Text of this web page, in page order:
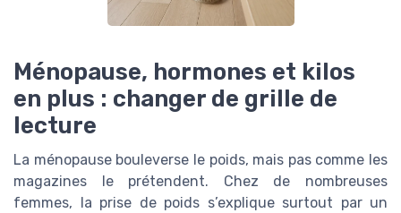
Ménopause, hormones et kilos
en plus : changer de grille de
lecture
La ménopause bouleverse le poids, mais pas comme les
magazines le prétendent. Chez de nombreuses
femmes, la prise de poids s’explique surtout par un